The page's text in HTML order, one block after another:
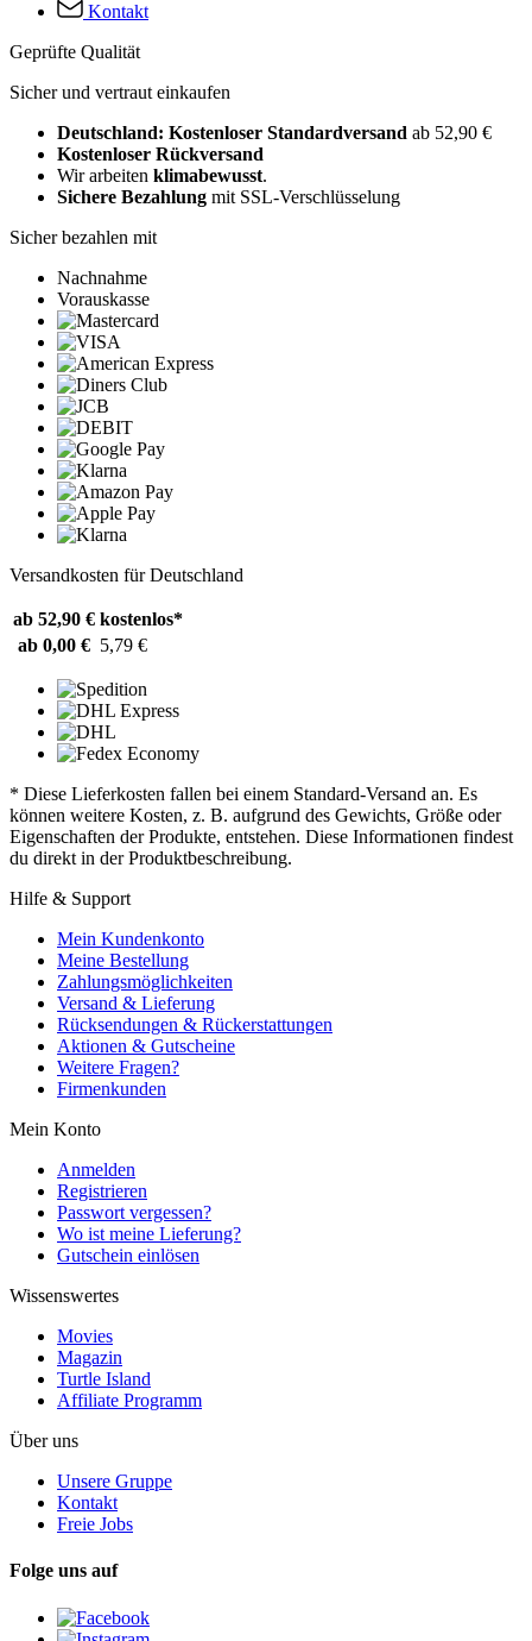
Kontakt
Geprüfte Qualität
Sicher und vertraut einkaufen
Deutschland: Kostenloser Standardversand ab 52,90 €
Kostenloser Rückversand
Wir arbeiten klimabewusst.
Sichere Bezahlung mit SSL-Verschlüsselung
Sicher bezahlen mit
Nachnahme
Vorauskasse
Versandkosten für Deutschland
ab 52,90 € kostenlos*
ab 0,00 € 5,79 €
* Diese Lieferkosten fallen bei einem Standard-Versand an. Es
können weitere Kosten, z. B. aufgrund des Gewichts, Größe oder
Eigenschaften der Produkte, entstehen. Diese Informationen findest
du direkt in der Produktbeschreibung.
Hilfe & Support
Mein Kundenkonto
Meine Bestellung
Zahlungsmöglichkeiten
Versand & Lieferung
Rücksendungen & Rückerstattungen
Aktionen & Gutscheine
Weitere Fragen?
Firmenkunden
Mein Konto
Anmelden
Registrieren
Passwort vergessen?
Wo ist meine Lieferung?
Gutschein einlösen
Wissenswertes
Movies
Magazin
Turtle Island
Affiliate Programm
Über uns
Unsere Gruppe
Kontakt
Freie Jobs
Folge uns auf